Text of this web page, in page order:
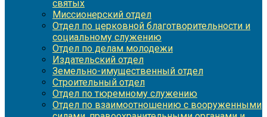
святых
Миссионерский отдел
Отдел по церковной благотворительности и
социальному служению
Отдел по делам молодежи
Издательский отдел
Земельно-имущественный отдел
Строительный отдел
Отдел по тюремному служению
Отдел по взаимоотношению с вооруженными